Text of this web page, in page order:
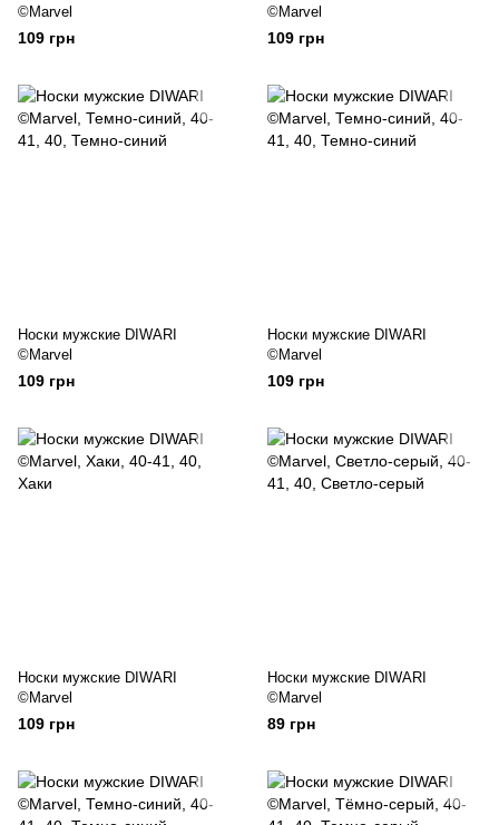
©Marvel
109 грн
©Marvel
109 грн
Носки мужские DIWARI
©Marvel
109 грн
Носки мужские DIWARI
©Marvel
109 грн
Носки мужские DIWARI
©Marvel
109 грн
Носки мужские DIWARI
©Marvel
89 грн